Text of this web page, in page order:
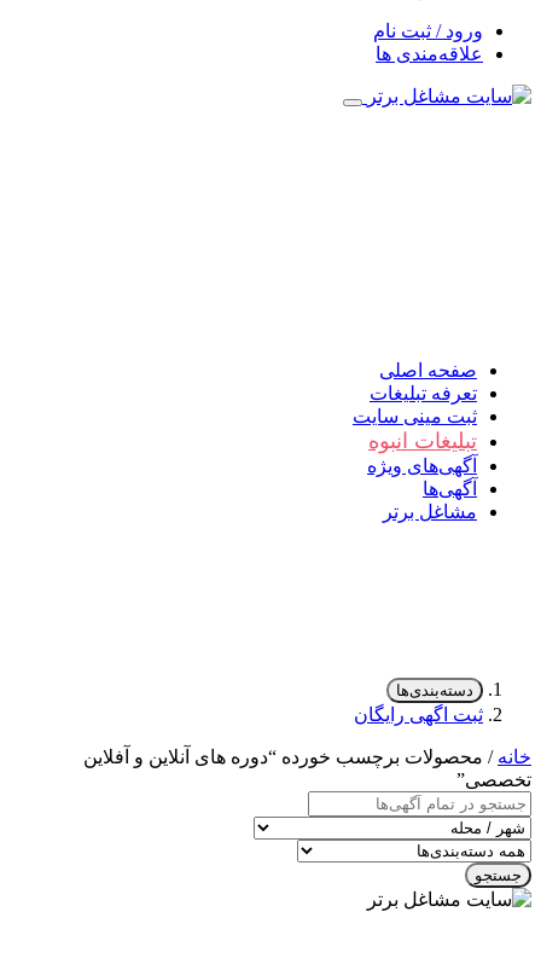
ورود / ثبت نام
علاقه‌مندی ها
صفحه اصلی
تعرفه تبلیغات
ثبت مینی سایت
تبلیغات انبوه
آگهی‌های ویژه
آگهی‌ها
مشاغل برتر
دسته‌بندی‌ها
ثبت اگهی رایگان
خانه / محصولات برچسب خورده “دوره های آنلاین و آفلاین
تخصصی”
جستجو